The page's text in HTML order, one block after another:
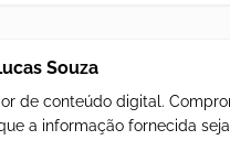
Souza
de conteúdo digital.
a informação fornecida